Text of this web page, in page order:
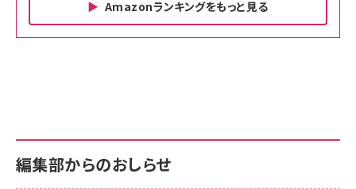
Amazonランキングをもっと見る
￥880
anan(アンアン)2026/06/24号 No.2500増刊
サポート正規品 メーカー保証5年 KLMEA128G
サポート正規品 メーカー保証5年 KLMEA128G
編集部からのおしらせ